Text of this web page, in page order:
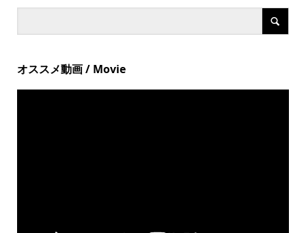
オススメ動画 / Movie